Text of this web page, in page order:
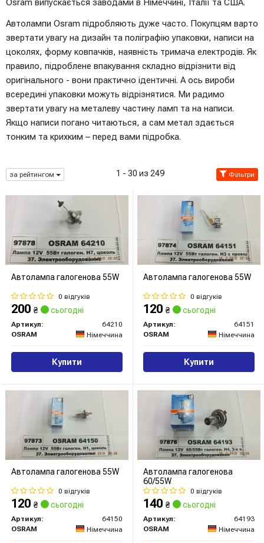
Osram випускається заводами в Німеччині, Італії та США.
Автолампи Osram підробляють дуже часто. Покупцям варто
звертати увагу на дизайн та поліграфію упаковки, написи на
цоколях, форму ковпачків, наявність тримача електродів. Як
правило, підроблене впакування складно відрізнити від
оригінального - вони практично ідентичні. А ось вироби
всередині упаковки можуть відрізнятися. Ми радимо
звертати увагу на металеву частину ламп та на написи.
Якщо написи погано читаються, а сам метал здається
тонким та крихким – перед вами підробка.
за рейтингом 1 - 30 из 249 Фільтри
Автолампа галогенова 55W
0 відгуків
200 ₴ сьогодні
Артикул:
64210
OSRAM
Німеччина
Купити
Автолампа галогенова 55W
0 відгуків
120 ₴ сьогодні
Артикул:
64151
OSRAM
Німеччина
Купити
Автолампа галогенова 55W
0 відгуків
120 ₴ сьогодні
Артикул:
64150
OSRAM
Німеччина
Автолампа галогенова
60/55W
0 відгуків
140 ₴ сьогодні
Артикул:
64193
OSRAM
Німеччина